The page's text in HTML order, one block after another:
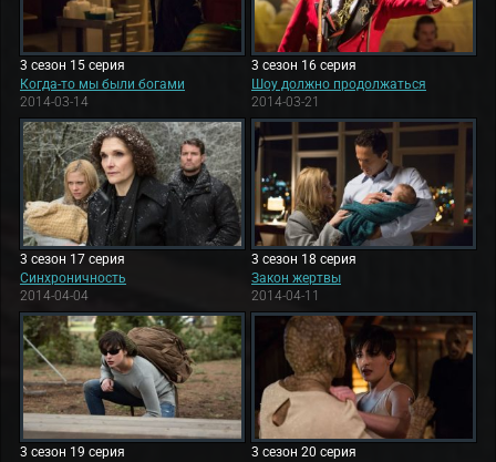
3 сезон 15 серия
Когда-то мы были богами
2014-03-14
3 сезон 16 серия
Шоу должно продолжаться
2014-03-21
3 сезон 17 серия
Синхроничность
2014-04-04
3 сезон 18 серия
Закон жертвы
2014-04-11
3 сезон 19 серия
3 сезон 20 серия